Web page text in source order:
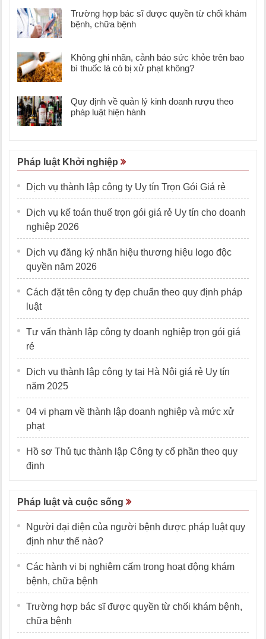
Trường hợp bác sĩ được quyền từ chối khám
bệnh, chữa bệnh
Không ghi nhãn, cảnh báo sức khỏe trên bao
bì thuốc lá có bị xử phạt không?
Quy định về quản lý kinh doanh rượu theo
pháp luật hiện hành
Pháp luật Khởi nghiệp
Dịch vụ thành lập công ty Uy tín Trọn Gói Giá rẻ
Dịch vụ kế toán thuế trọn gói giá rẻ Uy tín cho doanh
nghiệp 2026
Dịch vụ đăng ký nhãn hiệu thương hiệu logo độc
quyền năm 2026
Cách đặt tên công ty đẹp chuẩn theo quy định pháp
luật
Tư vấn thành lập công ty doanh nghiệp trọn gói giá
rẻ
Dịch vụ thành lập công ty tại Hà Nội giá rẻ Uy tín
năm 2025
04 vi phạm về thành lập doanh nghiệp và mức xử
phạt
Hồ sơ Thủ tục thành lập Công ty cổ phần theo quy
định
Pháp luật và cuộc sống
Người đại diện của người bệnh được pháp luật quy
định như thế nào?
Các hành vi bị nghiêm cấm trong hoạt động khám
bệnh, chữa bệnh
Trường hợp bác sĩ được quyền từ chối khám bệnh,
chữa bệnh